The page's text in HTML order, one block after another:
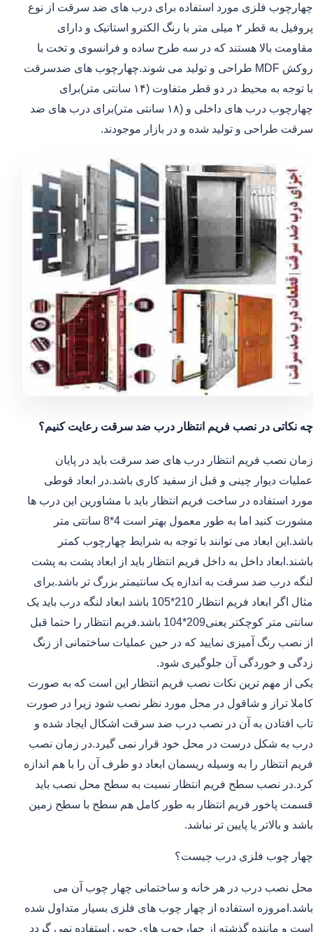
چهارچوب فلزی مورد استفاده برای درب های ضد سرقت از نوع
پروفیل به قطر ۲ میلی متر با رنگ الکترو استاتیک و دارای
مقاومت بالا هستند که در سه طرح ساده و فرانسوی و تخت با
روکش MDF طراحی و تولید می شوند.چهارچوب های ضدسرقت
با توجه به محیط در دو قطر متفاوت (۱۴ سانتی متر)برای
چهارچوب درب های داخلی و (۱۸ سانتی متر)برای درب های ضد
سرقت طراحی و تولید شده و در بازار موجودند.
چه نکاتی در نصب فریم انتظار درب ضد سرقت رعایت کنیم؟
زمان نصب فریم انتظار درب های ضد سرقت باید در پایان
عملیات دیوار چینی و قبل از سفید کاری باشد.در ابعاد قوطی
مورد استفاده در ساخت فریم انتظار باید با مشاورین این درب ها
مشورت کنید اما به طور معمول بهتر است 4*8 سانتی متر
باشد.این ابعاد می توانند با توجه به شرایط چهارچوب کمتر
باشند.ابعاد داخل به داخل فریم انتظار باید از ابعاد پشت به پشت
لنگه درب ضد سرقت به اندازه یک سانتیمتر بزرگ تر باشد.برای
مثال اگر ابعاد فریم انتظار 210*105 باشد ابعاد لنگه درب باید یک
سانتی متر کوچکتر یعنی209*104 باشد.فریم انتظار را حتما قبل
از نصب رنگ آمیزی نمایید که در حین عملیات ساختمانی از زنگ
زدگی و خوردگی آن جلوگیری شود.
یکی از مهم ترین نکات نصب فریم انتظار این است که به صورت
کاملا تراز و شاقول در محل مورد نظر نصب شود زیرا در صورت
تاب افتادن به آن در نصب درب ضد سرقت اشکال ایجاد شده و
درب به شکل درست در محل خود قرار نمی گیرد.در زمان نصب
فریم انتظار را به وسیله ریسمان ابعاد دو طرف آن را با هم اندازه
کرد.در نصب سطح فریم انتظار نسبت به سطح محل نصب باید
قسمت پاخور فریم انتظار به طور کامل هم سطح با سطح زمین
باشد و بالاتر یا پایین تر نباشد.
چهار چوب فلزی درب چیست؟
محل نصب درب در هر خانه و ساختمانی چهار چوب آن می
باشد.امروزه استفاده از چهار چوب های فلزی بسیار متداول شده
است و ماننده گذشته از چهارچوب های چوبی استفاده نمی گردد